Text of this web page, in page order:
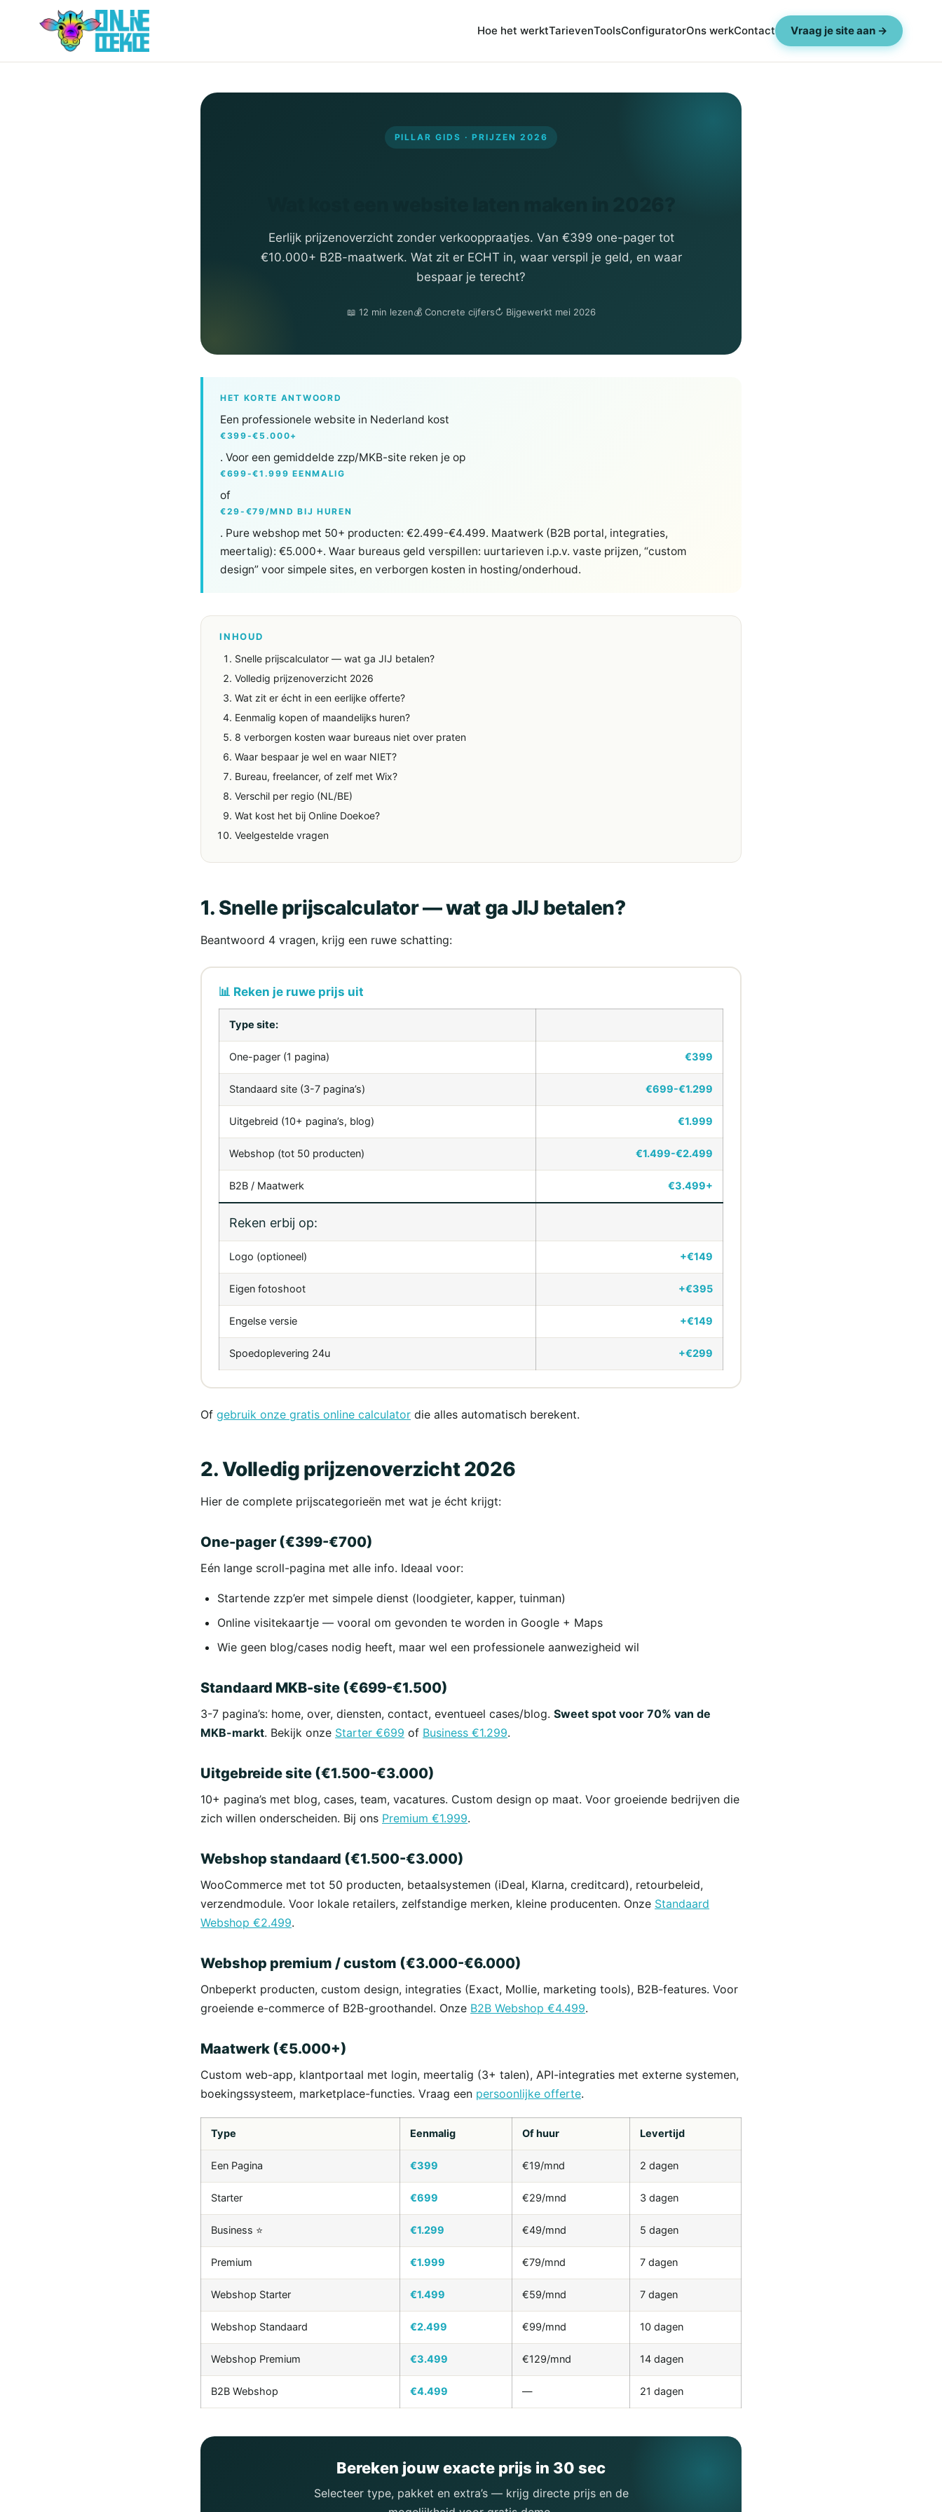
Hoe het werktTarievenToolsConfiguratorOns werkContact Vraag je site aan →
PILLAR GIDS · PRIJZEN 2026
Eerlijk prijzenoverzicht zonder verkooppraatjes. Van €399 one-pager tot
€10.000+ B2B-maatwerk. Wat zit er ECHT in, waar verspil je geld, en waar
bespaar je terecht?
📖 12 min lezen💰 Concrete cijfers↻ Bijgewerkt mei 2026
HET KORTE ANTWOORD
Een professionele website in Nederland kost
€399-€5.000+
. Voor een gemiddelde zzp/MKB-site reken je op
€699-€1.999 EENMALIG
of
€29-€79/MND BIJ HUREN
. Pure webshop met 50+ producten: €2.499-€4.499. Maatwerk (B2B portal, integraties,
meertalig): €5.000+. Waar bureaus geld verspillen: uurtarieven i.p.v. vaste prijzen, “custom
design” voor simpele sites, en verborgen kosten in hosting/onderhoud.
INHOUD
Snelle prijscalculator — wat ga JIJ betalen?
Volledig prijzenoverzicht 2026
Wat zit er écht in een eerlijke offerte?
Eenmalig kopen of maandelijks huren?
8 verborgen kosten waar bureaus niet over praten
Waar bespaar je wel en waar NIET?
Bureau, freelancer, of zelf met Wix?
Verschil per regio (NL/BE)
Wat kost het bij Online Doekoe?
Veelgestelde vragen
1. Snelle prijscalculator — wat ga JIJ betalen?
Beantwoord 4 vragen, krijg een ruwe schatting:
📊 Reken je ruwe prijs uit
Type site:
One-pager (1 pagina) €399
Standaard site (3-7 pagina’s) €699-€1.299
Uitgebreid (10+ pagina’s, blog) €1.999
Webshop (tot 50 producten) €1.499-€2.499
B2B / Maatwerk €3.499+
Reken erbij op:
Logo (optioneel) +€149
Eigen fotoshoot +€395
Engelse versie +€149
Spoedoplevering 24u +€299
Of gebruik onze gratis online calculator die alles automatisch berekent.
2. Volledig prijzenoverzicht 2026
Hier de complete prijscategorieën met wat je écht krijgt:
One-pager (€399-€700)
Eén lange scroll-pagina met alle info. Ideaal voor:
Startende zzp’er met simpele dienst (loodgieter, kapper, tuinman)
Online visitekaartje — vooral om gevonden te worden in Google + Maps
Wie geen blog/cases nodig heeft, maar wel een professionele aanwezigheid wil
Standaard MKB-site (€699-€1.500)
3-7 pagina’s: home, over, diensten, contact, eventueel cases/blog. Sweet spot voor 70% van de
MKB-markt. Bekijk onze Starter €699 of Business €1.299.
Uitgebreide site (€1.500-€3.000)
10+ pagina’s met blog, cases, team, vacatures. Custom design op maat. Voor groeiende bedrijven die
zich willen onderscheiden. Bij ons Premium €1.999.
Webshop standaard (€1.500-€3.000)
WooCommerce met tot 50 producten, betaalsystemen (iDeal, Klarna, creditcard), retourbeleid,
verzendmodule. Voor lokale retailers, zelfstandige merken, kleine producenten. Onze Standaard
Webshop €2.499.
Webshop premium / custom (€3.000-€6.000)
Onbeperkt producten, custom design, integraties (Exact, Mollie, marketing tools), B2B-features. Voor
groeiende e-commerce of B2B-groothandel. Onze B2B Webshop €4.499.
Maatwerk (€5.000+)
Custom web-app, klantportaal met login, meertalig (3+ talen), API-integraties met externe systemen,
boekingssysteem, marketplace-functies. Vraag een persoonlijke offerte.
Type Eenmalig Of huur Levertijd
Een Pagina €399 €19/mnd 2 dagen
Starter €699 €29/mnd 3 dagen
Business ⭐ €1.299 €49/mnd 5 dagen
Premium €1.999 €79/mnd 7 dagen
Webshop Starter €1.499 €59/mnd 7 dagen
Webshop Standaard €2.499 €99/mnd 10 dagen
Webshop Premium €3.499 €129/mnd 14 dagen
B2B Webshop €4.499 — 21 dagen
Bereken jouw exacte prijs in 30 sec
Selecteer type, pakket en extra’s — krijg directe prijs en de